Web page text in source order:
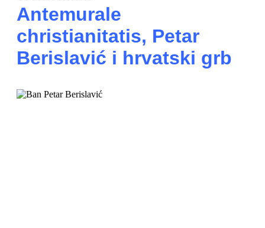
Antemurale
christianitatis, Petar
Berislavić i hrvatski grb